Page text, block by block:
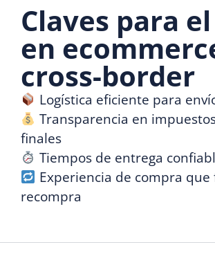
Claves para
en
cross-border
Logística eficiente para
Transparencia en
finales
Tiempos de entrega
Experiencia de compra
recompra